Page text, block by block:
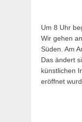
Um 8 Uhr
Wir gehen
Süden. Am
Das ändert
künstlichen
eröffnet